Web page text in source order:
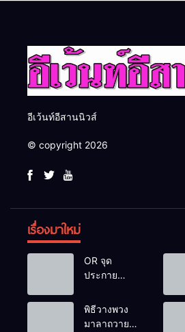
อีเว้นท์อีสานนิวส์
© copyright 2026
เรื่องมาใหม่
OR จุด
ประกาย
เยาวชน ผ่าน
พิธีวางพวง
มาลาถวาย